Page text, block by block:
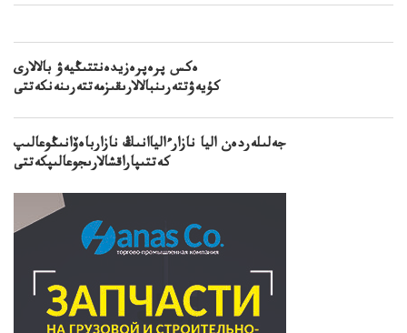
ەكس پرەپرەزيدەنتتىڭيەۋ بالالارى
كۇيەۋتتەرىنبالالارىقىزمەتتەرىنەنكەتتى
جەلىلەردەن اليا نازارءالياانىڭ نازارباەۆانىڭوعالىپ
كەتتىپاراقشالارىجوعالىپكەتتى